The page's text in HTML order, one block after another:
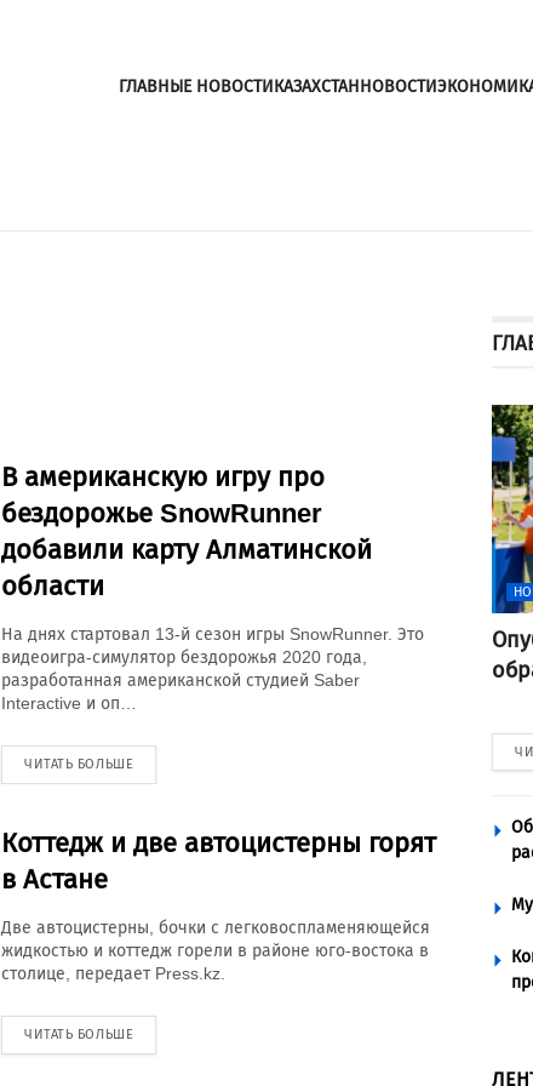
ГЛАВНЫЕ НОВОСТИКАЗАХСТАННОВОСТИ
В американскую игру про
бездорожье SnowRunner
добавили карту Алматинской
области
На днях стартовал 13-й сезон игры SnowRunner. Это
видеоигра-симулятор бездорожья 2020 года,
разработанная американской студией Saber
Interactive и оп…
ЧИТАТЬ БОЛЬШЕ
Коттедж и две автоцистерны горят
в Астане
Две автоцистерны, бочки с легковоспламеняющейся
жидкостью и коттедж горели в районе юго-востока в
столице, передает Press.kz.
ЧИТАТЬ БОЛЬШЕ